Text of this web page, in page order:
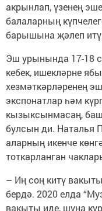
акрынлап, үзенең
балаларның
барышына җәлеп итү
Эш урынында 17-18
кебек, ишекләрне
хезмәткәрләренең
экспонатлар һәм
кызыксынмасаң,
булсын ди. Наталья
аларның икенче
тоткарланган
– Иң соң китү
бердә. 2020 елда
вакыты иде, шуңа